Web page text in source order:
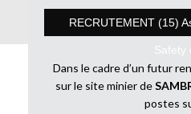
RECRUTEMENT (15)
Safety
Dans le cadre d’un futur
sur le site minier de
postes